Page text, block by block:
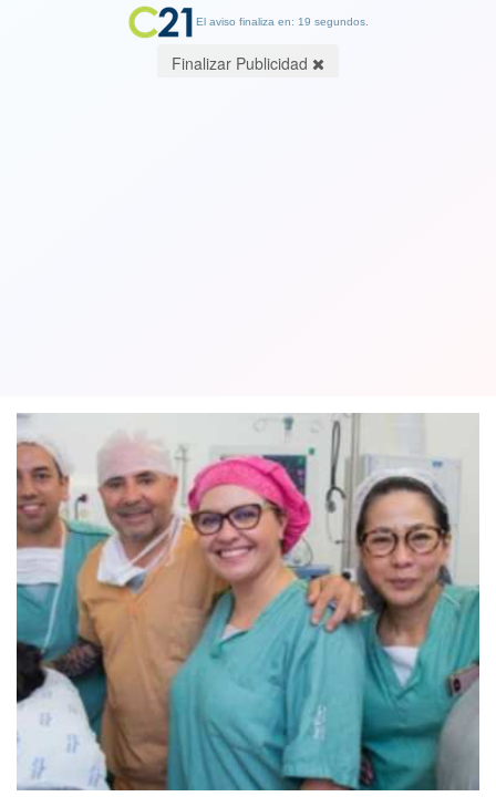
El aviso finaliza en: 19 segundos.
Finalizar Publicidad